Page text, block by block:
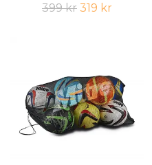
399 kr 319 kr